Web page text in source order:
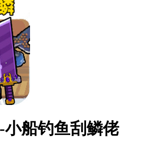
船钓鱼刮鳞佬